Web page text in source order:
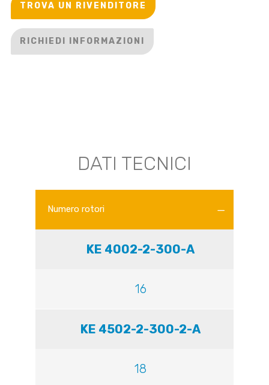
TROVA UN RIVENDITORE
RICHIEDI INFORMAZIONI
DATI TECNICI
Numero rotori
KE 4002-2-300-A
16
KE 4502-2-300-2-A
18